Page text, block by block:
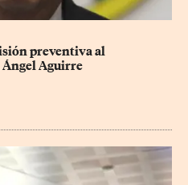
preventiva al
Ángel Aguirre